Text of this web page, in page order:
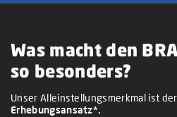
Was macht den
so besonders?
Unser Alleinstellungsmerkmal ist der
Erhebungsansatz*.